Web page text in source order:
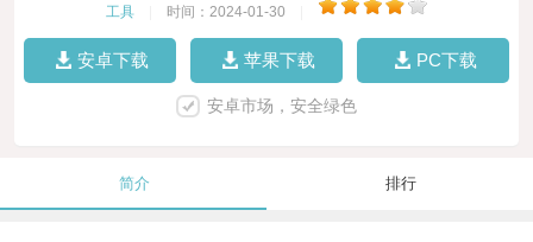
工具 时间：2024-01-30
安卓下载 苹果下载 PC下载
安卓市场，安全绿色
简介 排行